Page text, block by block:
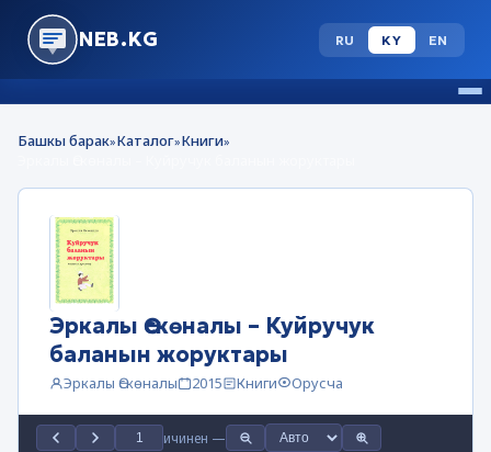
NEB.KG RU KY EN
Башкы барак»Каталог»Книги»
Эркалы Өскөналы – Куйручук
баланын жоруктары
Эркалы Өскөналы 2015 Книги Орусча
ичинен —